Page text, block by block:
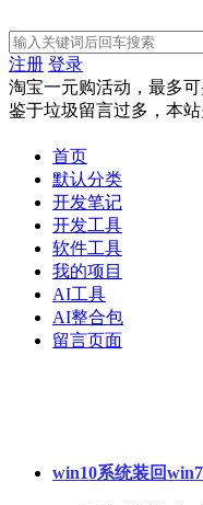
注册 登录
淘宝一元购活动，最多
鉴于垃圾留言过多，本
首页
默认分类
开发笔记
开发工具
软件工具
我的项目
AI工具
AI整合包
留言页面
win10系统装回